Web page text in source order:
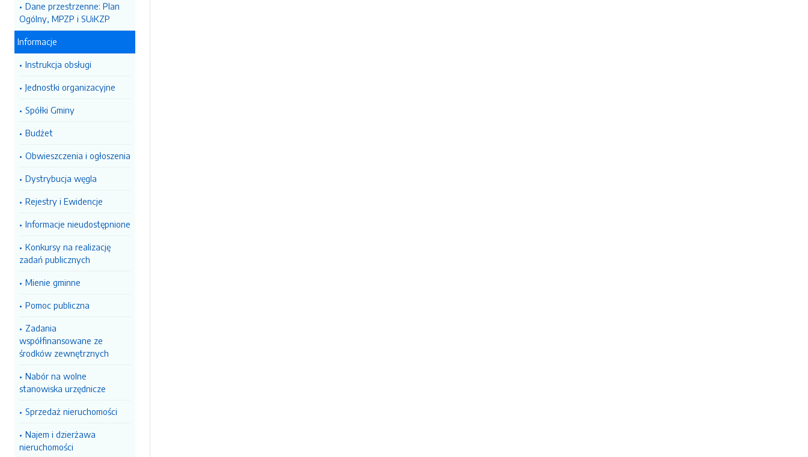
Dane przestrzenne: Plan
Ogólny, MPZP i SUiKZP
Informacje
Instrukcja obsługi
Jednostki organizacyjne
Spółki Gminy
Budżet
Obwieszczenia i ogłoszenia
Dystrybucja węgla
Rejestry i Ewidencje
Informacje nieudostępnione
Konkursy na realizację
zadań publicznych
Mienie gminne
Pomoc publiczna
Zadania
współfinansowane ze
środków zewnętrznych
Nabór na wolne
stanowiska urzędnicze
Sprzedaż nieruchomości
Najem i dzierżawa
nieruchomości